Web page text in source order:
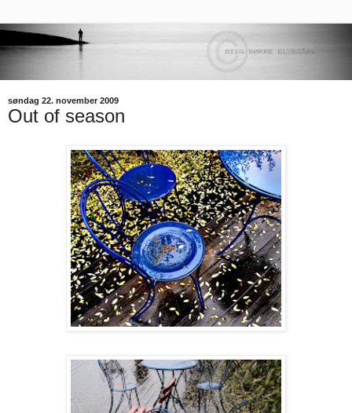
søndag 22. november 2009
Out of season